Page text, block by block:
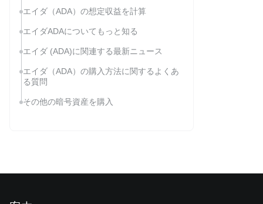
エイダ（ADA）の想定収益を計算
エイダADAについてもっと知る
エイダ (ADA)に関連する最新ニュース
エイダ（ADA）の購入方法に関するよくあ
る質問
その他の暗号資産を購入